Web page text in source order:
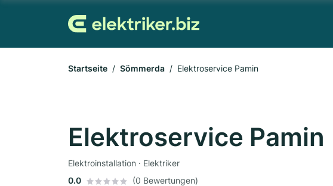
Startseite Sömmerda Elektroservice Pamin
Elektroservice Pamin
Elektroinstallation · Elektriker
0.0
(0 Bewertungen)